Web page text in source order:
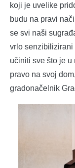
koji je uvelike
budu na pravi
se svi naši
vrlo senzibilizirani
učiniti sve što je u
pravo na svoj
gradonačelnik